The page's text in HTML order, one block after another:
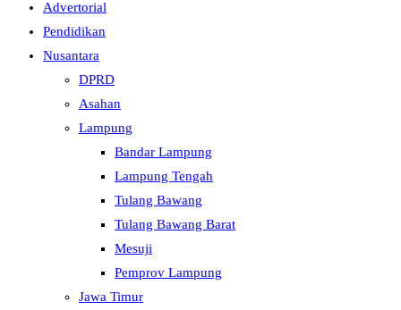
Advertorial
Pendidikan
Nusantara
DPRD
Asahan
Lampung
Bandar Lampung
Lampung Tengah
Tulang Bawang
Tulang Bawang Barat
Mesuji
Pemprov Lampung
Jawa Timur